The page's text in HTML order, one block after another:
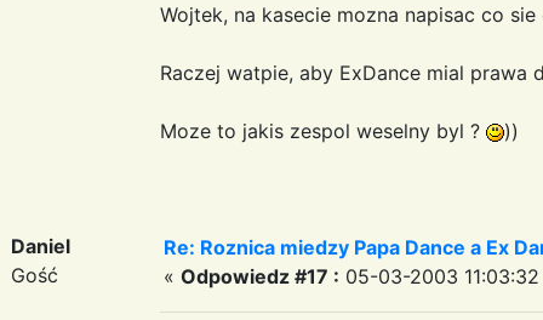
Wojtek, na kasecie mozna napisac co
Raczej watpie, aby ExDance mial prawa
Moze to jakis zespol weselny byl ? ))
Daniel
Gość
Re: Roznica miedzy Papa Dance a Ex
« Odpowiedz #17 : 05-03-2003